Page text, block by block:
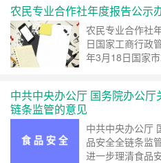
农民专业合作社年度报告公示
农民专业合作社
日国家工商行政
年3月18日国家
继续阅读 »
中共中央办公厅 国务院办公
链条监管的意见
中共中央办公厅
品安全全链条监
进一步理清食品